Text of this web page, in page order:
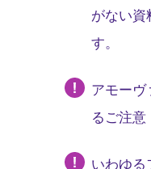
がない資
す。
アモーヴ
るご注意
いわゆる